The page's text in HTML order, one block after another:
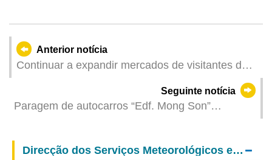
Anterior notícia
Continuar a expandir mercados de visitantes da
Populares de Lisboa para promover Macau
Seguinte notícia
Paragem de autocarros “Edf. Mong Son”
Direcção dos Serviços Meteorológicos e Geofísicos